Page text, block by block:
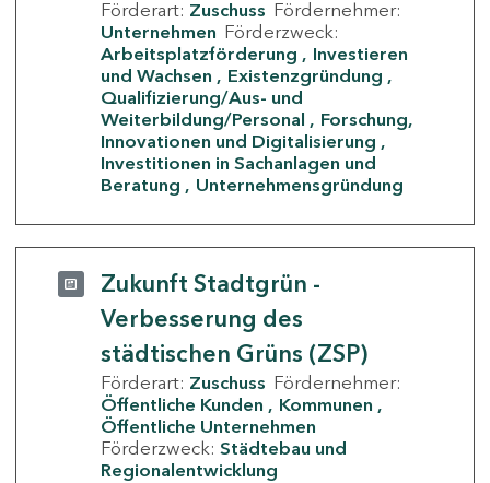
Förderart: Zuschuss Fördernehmer:
Unternehmen Förderzweck:
Arbeitsplatzförderung
Investieren
und Wachsen
Existenzgründung
Qualifizierung/Aus- und
Weiterbildung/Personal
Forschung,
Innovationen und Digitalisierung
Investitionen in Sachanlagen und
Beratung
Unternehmensgründung
Zukunft Stadtgrün -
Verbesserung des
städtischen Grüns (ZSP)
Förderart: Zuschuss Fördernehmer:
Öffentliche Kunden
Kommunen
Öffentliche Unternehmen
Förderzweck: Städtebau und
Regionalentwicklung